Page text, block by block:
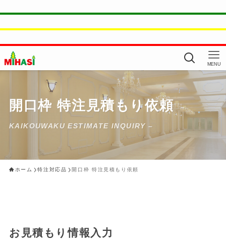
MENU
開口枠 特注見積もり依頼 –
KAIKOUWAKU ESTIMATE INQUIRY –
ホーム 特注対応品 開口枠 特注見積もり依頼
お見積もり情報入力